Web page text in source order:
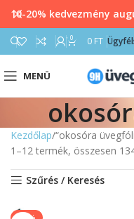
0 0 FT
MENÜ
Kezdőlap “okosóra
1–12 termék, összesen
Szűrés / Keresés
10-20% kedvezmény